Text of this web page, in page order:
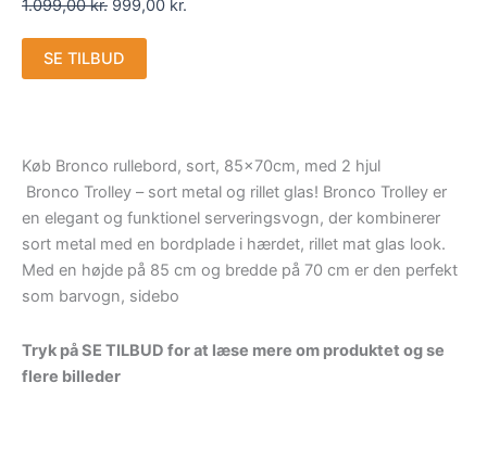
1.099,00kr. 999,00 kr.
SE TILBUD
Køb Bronco rullebord, sort, 85x70cm, med 2 hjul
Bronco Trolley – sort metal og rillet glas! Bronco Trolley er
en elegant og funktionel serveringsvogn, der kombinerer
sort metal med en bordplade i hærdet, rillet mat glas look.
Med en højde på 85 cm og bredde på 70 cm er den perfekt
som barvogn, sidebo
Tryk på SE TILBUD for at læse mere om produktet og se
flere billeder